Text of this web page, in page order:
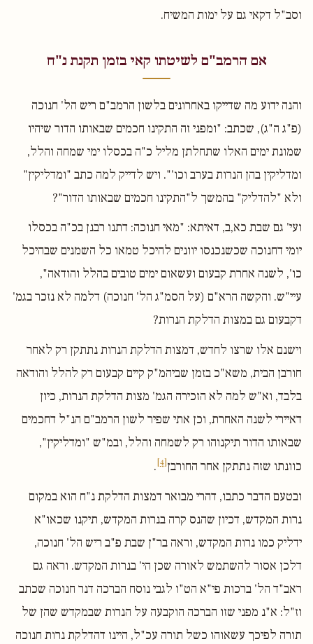
וסב"ל דקאי גם על ימות המשיח.
אם הרמב"ם לשיטתו קאי בזמן תקנת נ"ח
והנה ידוע מה שדייקו באחרונים בלשון הרמב"ם ריש הל' חנוכה
(פ"ג ה"ג), שכתב: "ומפני זה התקינו חכמים שבאותו הדור שיהיו
שמונת ימים האלו שתחלתן מליל כ"ה בכסלו ימי שמחה והלל,
ומדליקין בהן הנרות בערב וכו'". ויש לדייק למה כתב "ומדליקין"
ולא "להדליק" בהמשך ל"התקינו חכמים שבאותו הדור"?
ועי' גם שבת כא,ב, דאיתא: "מאי חנוכה: דתנו רבנן בכ"ה בכסלו
יומי דחנוכה שכשנכנסו יוונים להיכל טמאו כל השמנים שבהיכל
כו', לשנה אחרת קבעום ועשאום ימים טובים בהלל והודאה",
עיי"ש. והקשה הרא"ם (על הסמ"ג הל' חנוכה) דלמה לא נזכר בגמ'
דקבעום גם במצות הדלקת הנרות?
וישנם אלו שרצו לחדש, דמצות הדלקת הנרות נתתקן רק לאחר
חורבן הבית, משא"כ בזמן שביהמ"ק קיים קבעום רק להלל והודאה
בלבד, וא"ש למה לא הזכירה הגמ' מצות הדלקת הנרות, כיון
דאיירי לשנה האחרת, וכן אתי שפיר לשון הרמב"ם הנ"ל דחכמים
שבאותו הדור תיקנוהו רק לשמחה והלל, ובמ"ש "ומדליקין",
כוונתו שזה נתתקן אחר החורבן[4]
.
ובטעם הדבר כתבו, דהרי מבואר דמצות הדלקת נ"ח הוא במקום
נרות המקדש, דכיון שהנס קרה בנרות המקדש, תיקנו שכאו"א
ידליק כמו נרות המקדש, וראה בר"ן שבת פ"ב ריש הל' חנוכה,
דלכן אסור להשתמש לאורה שכן הי' בנרות המקדש. וראה גם
ראב"ד הל' ברכות פי"א הט"ו לגבי נוסח הברכה דנר חנוכה שכתב
וז"ל: א"נ מפני שזו הברכה הוקבעה על הנרות שבמקדש שהן של
תורה לפיכך עשאוהו כשל תורה עכ"ל, היינו דהדלקת נרות חנוכה